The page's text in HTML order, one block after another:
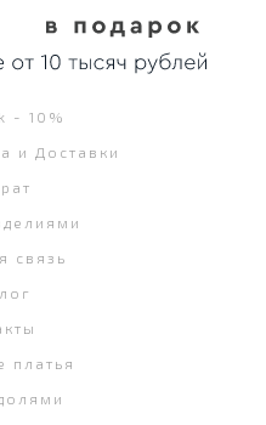
- 10%
и Доставки
связь
платья